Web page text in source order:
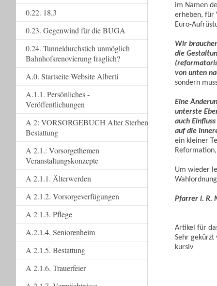
im Namen
erheben, für
Euro-
Wir
die
von unten
sondern
Eine
unterste
auch
auf die
ein kleiner
Um wieder
Pfarrer i. R.
Artikel für
Sehr
kursiv
0.22. 18,3
0.23. Gegenwind für die BUGA
0.24. Tunneldurchstich unmöglich
Bahnhofsrenovierung fraglich?
A.0. Startseite Website Alberti
A.1.1. Persönliches -
Veröffentlichungen
A 2: VORSORGEBUCH Alter Sterben
Bestattung
A 2.1.: Vorsorgethemen
Veranstaltungskonzepte
A 2.1.1. Älterwerden
A 2.1.2. Vorsorgeverfügungen
A 2 1.3. Pflege
A.2.1.4. Seniorenheim
A 2.1.5. Bestattung
A 2.1.6. Trauerfeier